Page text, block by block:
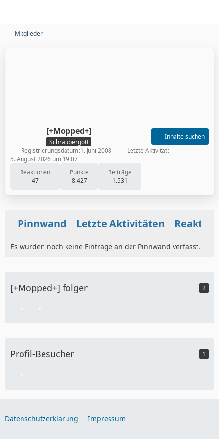
Mitglieder
[+Mopped+]
Schraubergott
Reaktionen
47
Punkte
8.427
Beiträge
1.531
Inhalte suchen
Registrierungsdatum 1. Juni 2008
Letzte Aktivität
5. August 2026 um 19:07
Pinnwand Letzte Aktivitäten
Es wurden noch keine Einträge an der Pinnwand verfasst.
[+Mopped+] folgen 2
Profil-Besucher 1
Datenschutzerklärung Impressum